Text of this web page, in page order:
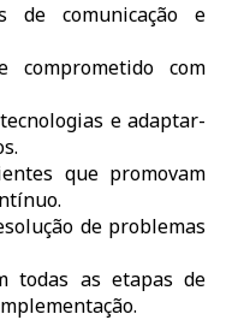
de comunicação e
comprometido com
e adaptar-
que promovam
de problemas
todas as etapas de